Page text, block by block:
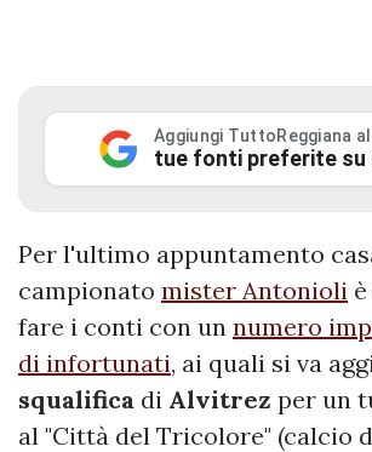
Aggiungi TuttoReggiana
tue fonti preferite su
Per l'ultimo appuntamento
campionato mister Antonioli
fare i conti con un numero
di infortunati, ai quali si va
squalifica di Alvitrez per un
al "Città del Tricolore" (calcio